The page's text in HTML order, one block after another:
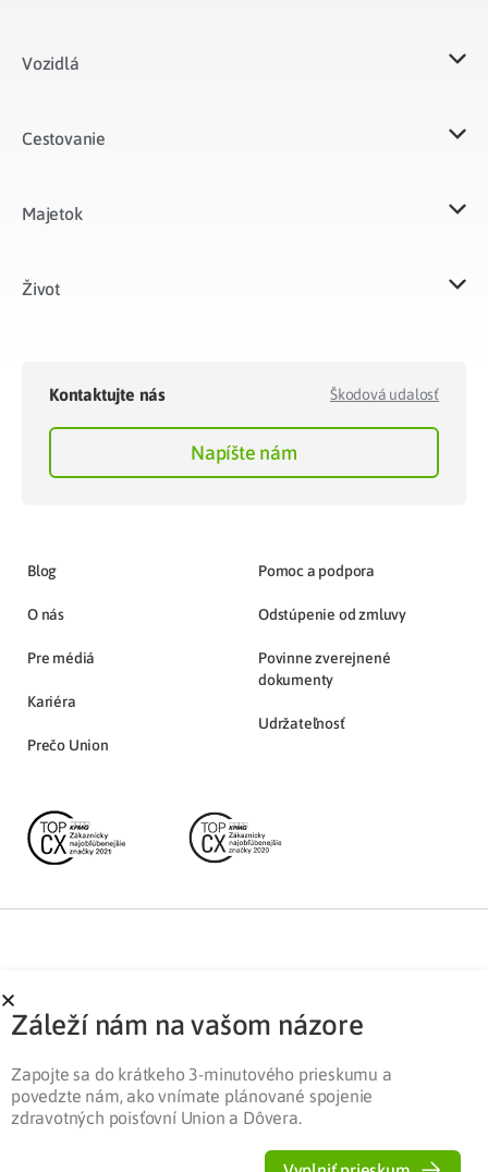
Vozidlá​
Cestovanie
Majetok​
Život​
Kontaktujte nás Škodová udalosť
Napíšte nám
Blog
O nás
Pre médiá
Kariéra
Prečo Union
Pomoc a podpora
Odstúpenie od zmluvy
Povinne zverejnené
dokumenty
Udržateľnosť
Partnerská zóna Ochrana osobných údajov
Záleží nám na vašom názore
Zapojte sa do krátkeho 3-minutového prieskumu a
povedzte nám, ako vnímate plánované spojenie
zdravotných poisťovní Union a Dôvera.